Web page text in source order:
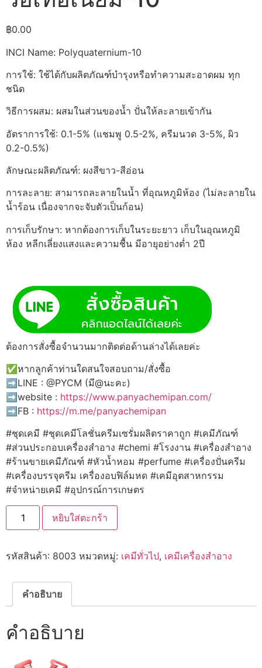
฿0.00
INCI Name: Polyquaternium-10
การใช้: ใช้ได้กับผลิตภัณฑ์บำรุงหรือทำความสะอาดผม ทุก
ชนิด
วิธีการผสม: ผสมในส่วนของน้ำ ปั่นให้ละลายเข้ากัน
อัตราการใช้: 0.1-5% (แชมพู 0.5-2%, ครีมนวด 3-5%, ผิว
0.2-0.5%)
ลักษณะผลิตภัณฑ์: ผงสีขาว-สีอ่อน
การละลาย: สามารถละลายในน้ำ ที่อุณหภูมิห้อง (ไม่ละลายใน
น้ำร้อน เนื่องจากจะจับตัวเป็นก้อน)
การเก็บรักษา: หากต้องการเก็บในระยะยาว เก็บในอุณหภูมิ
ห้อง หลีกเลี่ยงแสงและความชื้น มีอายุอย่างต่ำ 2ปี
ต้องการสั่งซื้อจำนวนมากติดต่อด้านล่างได้เลยค่ะ
✅หากลูกค้าท่านใดสนใจสอบถาม/สั่งซื้อ
➡️LINE : @PYCM (มี@นะคะ)
➡️website : https://www.panyachemipan.com/
➡️FB : https://m.me/panyachemipan
#ชุดเคมี #ชุดเคมีโลชั่นครีมเซรั่มผลิตราคาถูก #เคมีภัณฑ์
#ส่วนประกอบเครื่องสำอาง #chemi #โรงงาน #เครื่องสำอาง
#ร้านขายเคมีภัณฑ์ #หัวน้ำหอม #perfume #เครื่องปั่นครีม
#เครื่องบรรจุครีม เครื่องอบฟิล์มหด #เคมีอุตสาหกรรม
#จำหน่ายเคมี #อุปกรณ์การเกษตร
จำนวน
8003
Poly-
พอ
วอ
อ
ชิ้น
หยิบใส่ตะกร้า
รหัสสินค้า: 8003 หมวดหมู่: เคมีทั่วไป, เคมีเครื่องสำอาง
คำอธิบาย
คำอธิบาย